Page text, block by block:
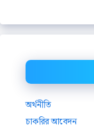
অর্থনীতি
চাকরির আবেদন